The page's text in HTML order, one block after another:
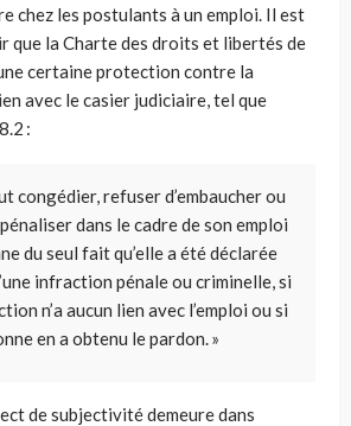
chez les postulants à un emploi. Il est
que la Charte des droits et libertés de
certaine protection contre la
avec le casier judiciaire, tel que
:
congédier, refuser d’embaucher ou
dans le cadre de son emploi
du seul fait qu’elle a été déclarée
infraction pénale ou criminelle, si
n’a aucun lien avec l’emploi ou si
en a obtenu le pardon.»
de subjectivité demeure dans